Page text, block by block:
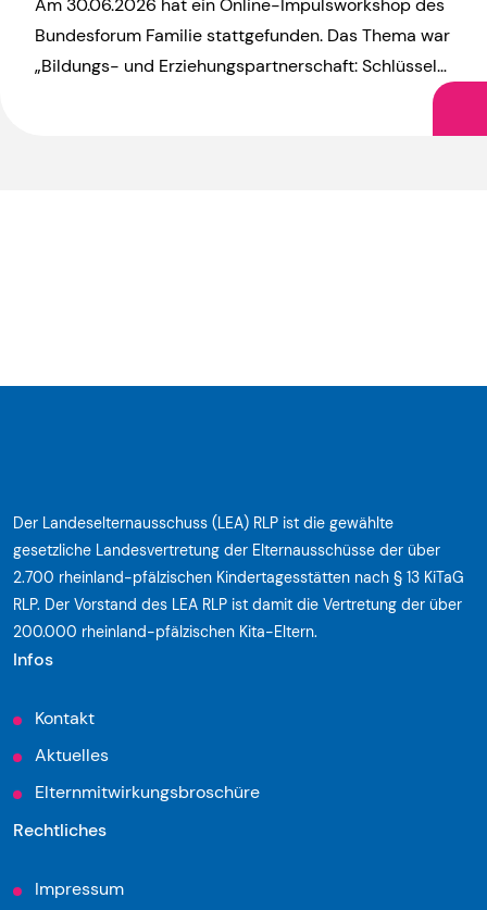
Am 30.06.2026 hat ein Online-Impulsworkshop des
Bundesforum Familie stattgefunden. Das Thema war
„Bildungs- und Erziehungspartnerschaft: Schlüssel
Der Landeselternausschuss (LEA) RLP ist die gewählte
gesetzliche Landesvertretung der Elternausschüsse der über
2.700 rheinland-pfälzischen Kindertagesstätten nach § 13 KiTaG
RLP. Der Vorstand des LEA RLP ist damit die Vertretung der über
200.000 rheinland-pfälzischen Kita-Eltern.
Infos
Kontakt
Aktuelles
Elternmitwirkungsbroschüre
Rechtliches
Impressum